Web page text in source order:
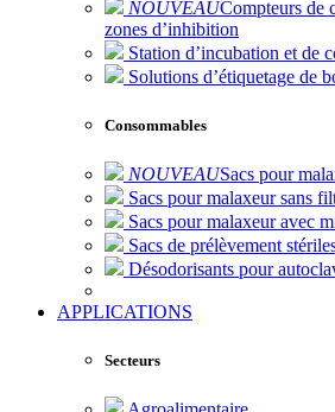
NOUVEAUCompteurs de
zones d’inhibition
Station d’incubation et de
Solutions d’étiquetage de
Consommables
NOUVEAUSacs pour
Sacs pour malaxeur sans
Sacs pour malaxeur avec
Sacs de prélèvement
Désodorisants pour
APPLICATIONS
Secteurs